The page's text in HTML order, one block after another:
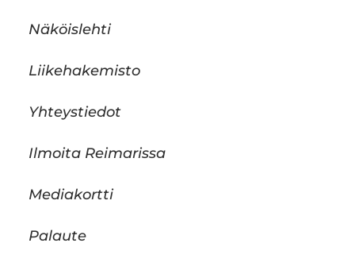
Näköislehti
Liikehakemisto
Yhteystiedot
Ilmoita Reimarissa
Mediakortti
Palaute